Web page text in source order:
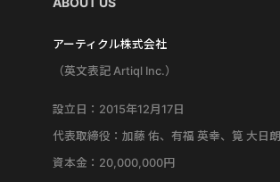
アーティクル株式会社
（英文表記 Artiql Inc.）
設立日：2015年12月17日
代表取締役：加藤 佑、有福 英幸、筧 大日朗
資本金：20,000,000円